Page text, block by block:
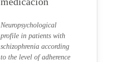
Neuropsychological
profile in patients with
schizophrenia according
to the level of adherence